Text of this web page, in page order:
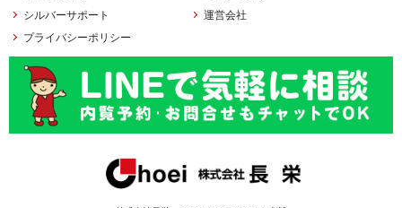
シルバーサポート
運営会社
プライバシーポリシー